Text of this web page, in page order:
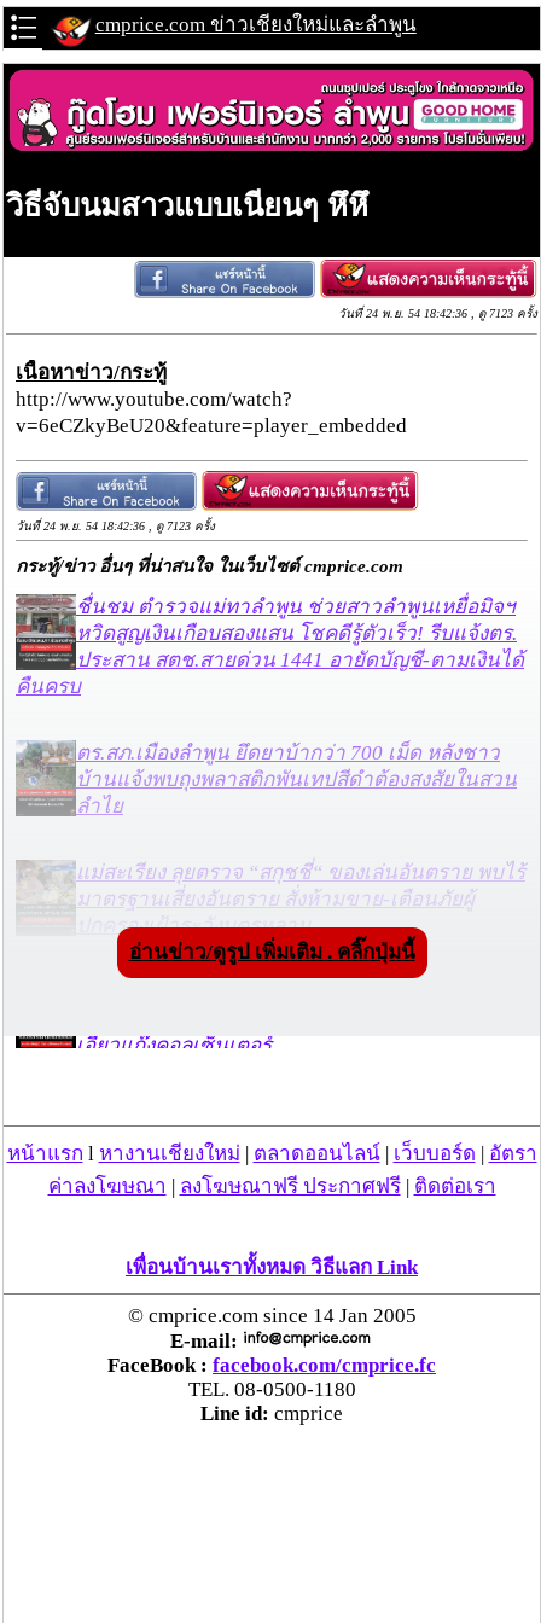
cmprice.com ข่าวเชียงใหม่และลำพูน
วิธีจับนมสาวแบบเนียนๆ หึหึ
วันที่ 24 พ.ย. 54 18:42:36 , ดู 7123 ครั้ง
เนื้อหาข่าว/กระทู้
http://www.youtube.com/watch?
v=6eCZkyBeU20&feature=player_embedded
วันที่ 24 พ.ย. 54 18:42:36 , ดู 7123 ครั้ง
กระทู้/ข่าว อื่นๆ ที่น่าสนใจ ในเว็บไซต์ cmprice.com
ชื่นชม ตำรวจแม่ทาลำพูน ช่วยสาวลำพูนเหยื่อมิจฯ
หวิดสูญเงินเกือบสองแสน โชคดีรู้ตัวเร็ว! รีบแจ้งตร.
ประสาน สตช.สายด่วน 1441 อายัดบัญชี-ตามเงินได้
คืนครบ
ตร.สภ.เมืองลำพูน ยึดยาบ้ากว่า 700 เม็ด หลังชาว
บ้านแจ้งพบถุงพลาสติกพันเทปสีดำต้องสงสัยในสวน
ลำไย
แม่สะเรียง ลุยตรวจ “สกุชชี่“ ของเล่นอันตราย พบไร้
มาตรฐานเสี่ยงอันตราย สั่งห้ามขาย-เตือนภัยผู้
ปกครองเฝ้าระวังบุตรหลาน
เอี่ยวแก๊งคอลเซ็นเตอร์
แรงงานต่างด้าวออนไลน์ ให้บริการ 24 ชั่วโมงทั่ว
ประเทศ เริ่ม 13 ต.ค. นี้
แม่น้ำรวก-แม่น้ำโขง พื้นที่เชียงใหม่-เชียงราย ครั้งที่
8 “พบสารหนูสูงเกินค่ามาตรฐาน“
ไทยยังน่าลงทุน หลังพบต่างชาติเชื่อมั่นลงทุนครึ่งปี
แรก 1.1 แสนล้านบาท
อ่านข่าว/ดูรูป เพิ่มเติม . คลิ๊กปุ่มนี้
หน้าแรก l หางานเชียงใหม่ ตลาดออนไลน์| เว็บบอร์ด
อัตรา
ค่าลงโฆษณา
ลงโฆษณาฟรี ประกาศฟรี| ติดต่อเรา
เพื่อนบ้านเราทั้งหมด วิธีแลก Link
© cmprice.com since 14 Jan 2005
E-mail:
FaceBook : facebook.com/cmprice.fc
TEL. 08-0500-1180
Line id: cmprice